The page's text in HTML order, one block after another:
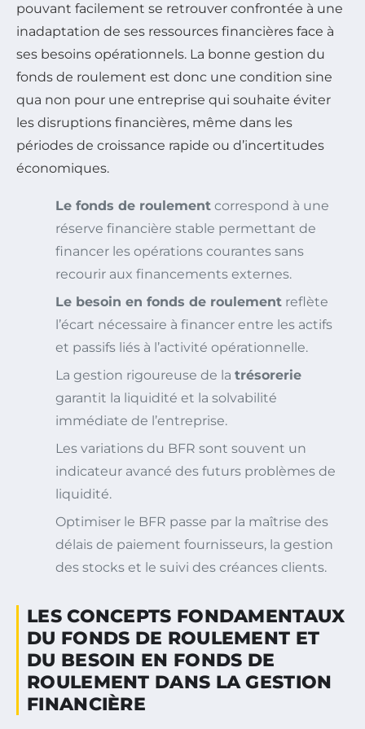
pouvant facilement se retrouver confrontée à une
inadaptation de ses ressources financières face à
ses besoins opérationnels. La bonne gestion du
fonds de roulement est donc une condition sine
qua non pour une entreprise qui souhaite éviter
les disruptions financières, même dans les
périodes de croissance rapide ou d’incertitudes
économiques.
Le fonds de roulement correspond à une
réserve financière stable permettant de
financer les opérations courantes sans
recourir aux financements externes.
Le besoin en fonds de roulement reflète
l’écart nécessaire à financer entre les actifs
et passifs liés à l’activité opérationnelle.
La gestion rigoureuse de la trésorerie
garantit la liquidité et la solvabilité
immédiate de l’entreprise.
Les variations du BFR sont souvent un
indicateur avancé des futurs problèmes de
liquidité.
Optimiser le BFR passe par la maîtrise des
délais de paiement fournisseurs, la gestion
des stocks et le suivi des créances clients.
LES CONCEPTS FONDAMENTAUX
DU FONDS DE ROULEMENT ET
DU BESOIN EN FONDS DE
ROULEMENT DANS LA GESTION
FINANCIÈRE